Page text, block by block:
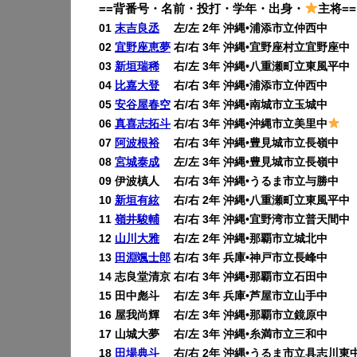
==背番号・名前・投打・学年・出身・
主将==
01 末吉良丞 左/左 2年 沖縄•浦添市立仲西中
02 宜野座恵夢 右/右 3年 沖縄•宜野座村立宜野座中
03 新垣瑞稀 右/左 3年 沖縄•八重瀬町立東風平中
04 比嘉大登 右/右 3年 沖縄•浦添市立仲西中
05 安谷屋春空 右/右 3年 沖縄•南城市立玉城中
06 真喜志拓斗 右/右 3年 沖縄•沖縄市立美里中
07 阿波根裕右/右 3年 沖縄•豊見城市立長嶺中
08 宮城泰成 左/左 3年 沖縄•豊見城市立長嶺中
09 伊波槙人 右/右 3年 沖縄•うるま市立与勝中
10 新垣有絃右/右 2年 沖縄•八重瀬町立東風平中
11 嶺井駿輔 右/右 3年 沖縄•宜野湾市立普天間中
12 山川大雅右/左 2年 沖縄•那覇市立城北中
13 田淵颯士郎 右/右 3年 兵庫•神戸市立長峰中
14 志良堂清京 右/右 3年 沖縄•那覇市立石田中
15 田中彪斗 右/左 3年 兵庫•芦屋市立山手中
16 屋我尚輝 右/左 3年 沖縄•那覇市立鏡原中
17 山城大夢 右/左 3年 沖縄•糸満市立三和中
18 田場典斗 右/右 2年 沖縄•うるま市立具志川東